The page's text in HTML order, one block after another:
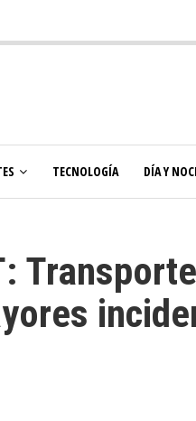
TECNOLOGÍA DÍA Y